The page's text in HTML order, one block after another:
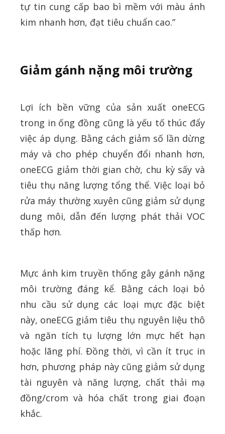
tự tin cung cấp bao bì mềm với màu ánh
kim nhanh hơn, đạt tiêu chuẩn cao.”
Giảm gánh nặng môi trường
Lợi ích bền vững của sản xuất oneECG
trong in ống đồng cũng là yếu tố thúc đẩy
việc áp dụng. Bằng cách giảm số lần dừng
máy và cho phép chuyển đổi nhanh hơn,
oneECG giảm thời gian chờ, chu kỳ sấy và
tiêu thụ năng lượng tổng thể. Việc loại bỏ
rửa máy thường xuyên cũng giảm sử dụng
dung môi, dẫn đến lượng phát thải VOC
thấp hơn.
Mực ánh kim truyền thống gây gánh nặng
môi trường đáng kể. Bằng cách loại bỏ
nhu cầu sử dụng các loại mực đặc biệt
này, oneECG giảm tiêu thụ nguyên liệu thô
và ngăn tích tụ lượng lớn mực hết hạn
hoặc lãng phí. Đồng thời, vì cần ít trục in
hơn, phương pháp này cũng giảm sử dụng
tài nguyên và năng lượng, chất thải mạ
đồng/crom và hóa chất trong giai đoạn
khắc.